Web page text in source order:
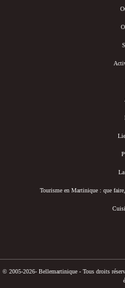
Tourisme en Martinique : que
© 2005-2026- Bellemartinique - Tous droits